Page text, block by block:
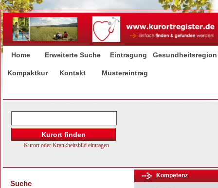
Home Erweiterte Suche Eintragung Gesundheitsregion
Kompaktkur Kontakt Mustereintrag
Suche
Kompetenz